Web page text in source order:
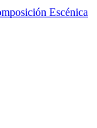
Escénica